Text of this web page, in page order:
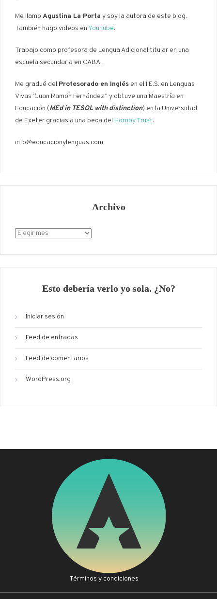
Me llamo Agustina La Porta y soy la autora de este blog.
También hago videos en YouTube.
Trabajo como profesora de Lengua Adicional titular en una
escuela secundaria en CABA.
Me gradué del Profesorado en Inglés en el I.E.S. en Lenguas
Vivas “Juan Ramón Fernández” y obtuve una Maestría en
Educación (MEd in TESOL with distinction) en la Universidad
de Exeter gracias a una beca del Hornby Trust.
info@educacionylenguas.com
Archivo
Archivo
Esto debería verlo yo sola. ¿No?
Iniciar sesión
Feed de entradas
Feed de comentarios
WordPress.org
Términos y condiciones